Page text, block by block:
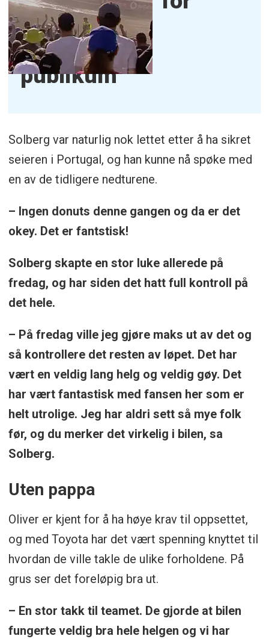
publikum
Solberg var naturlig nok lettet etter å ha sikret
seieren i Portugal, og han kunne nå spøke med
en av de tidligere nedturene.
– Ingen donuts denne gangen og da er det
okey. Det er fantstisk!
Solberg skapte en stor luke allerede på
fredag, og har siden det hatt full kontroll på
det hele.
– På fredag ville jeg gjøre maks ut av det og
så kontrollere det resten av løpet. Det har
vært en veldig lang helg og veldig gøy. Det
har vært fantastisk med fansen her som er
helt utrolige. Jeg har aldri sett så mye folk
før, og du merker det virkelig i bilen, sa
Solberg.
Uten pappa
Oliver er kjent for å ha høye krav til oppsettet,
og med Toyota har det vært spenning knyttet til
hvordan de ville takle de ulike forholdene. På
grus ser det foreløpig bra ut.
– En stor takk til teamet. De gjorde at bilen
fungerte veldig bra hele helgen og vi har